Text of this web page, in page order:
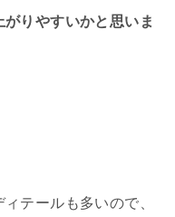
りやすいかと思いま
テールも多いので、